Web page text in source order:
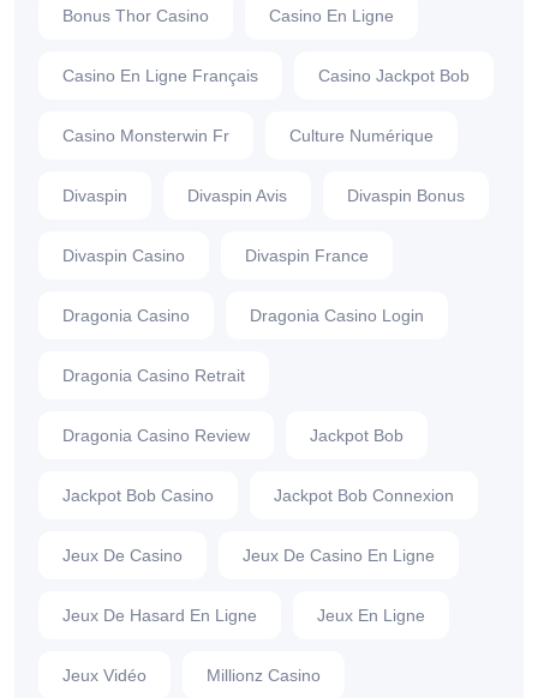
Bonus Thor Casino Casino En Ligne
Casino En Ligne Français Casino Jackpot Bob
Casino Monsterwin Fr Culture Numérique
Divaspin Divaspin Avis Divaspin Bonus
Divaspin Casino Divaspin France
Dragonia Casino Dragonia Casino Login
Dragonia Casino Retrait
Dragonia Casino Review Jackpot Bob
Jackpot Bob Casino Jackpot Bob Connexion
Jeux De Casino Jeux De Casino En Ligne
Jeux De Hasard En Ligne Jeux En Ligne
Jeux Vidéo Millionz Casino